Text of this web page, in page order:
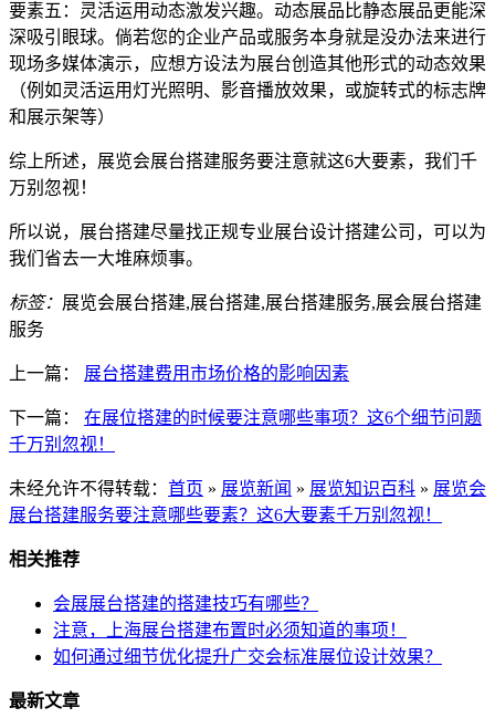
要素五：灵活运用动态激发兴趣。动态展品比静态展品更能深
深吸引眼球。倘若您的企业产品或服务本身就是没办法来进行
现场多媒体演示，应想方设法为展台创造其他形式的动态效果
（例如灵活运用灯光照明、影音播放效果，或旋转式的标志牌
和展示架等）
综上所述，展览会展台搭建服务要注意就这6大要素，我们千
万别忽视！
所以说，展台搭建尽量找正规专业展台设计搭建公司，可以为
我们省去一大堆麻烦事。
标签： 展览会展台搭建,展台搭建,展台搭建服务,展会展台搭建
服务
上一篇： 展台搭建费用市场价格的影响因素
下一篇： 在展位搭建的时候要注意哪些事项？这6个细节问题
千万别忽视！
未经允许不得转载： 首页 » 展览新闻 » 展览知识百科 » 展览会
展台搭建服务要注意哪些要素？这6大要素千万别忽视！
相关推荐
会展展台搭建的搭建技巧有哪些？
注意，上海展台搭建布置时必须知道的事项！
如何通过细节优化提升广交会标准展位设计效果？
最新文章